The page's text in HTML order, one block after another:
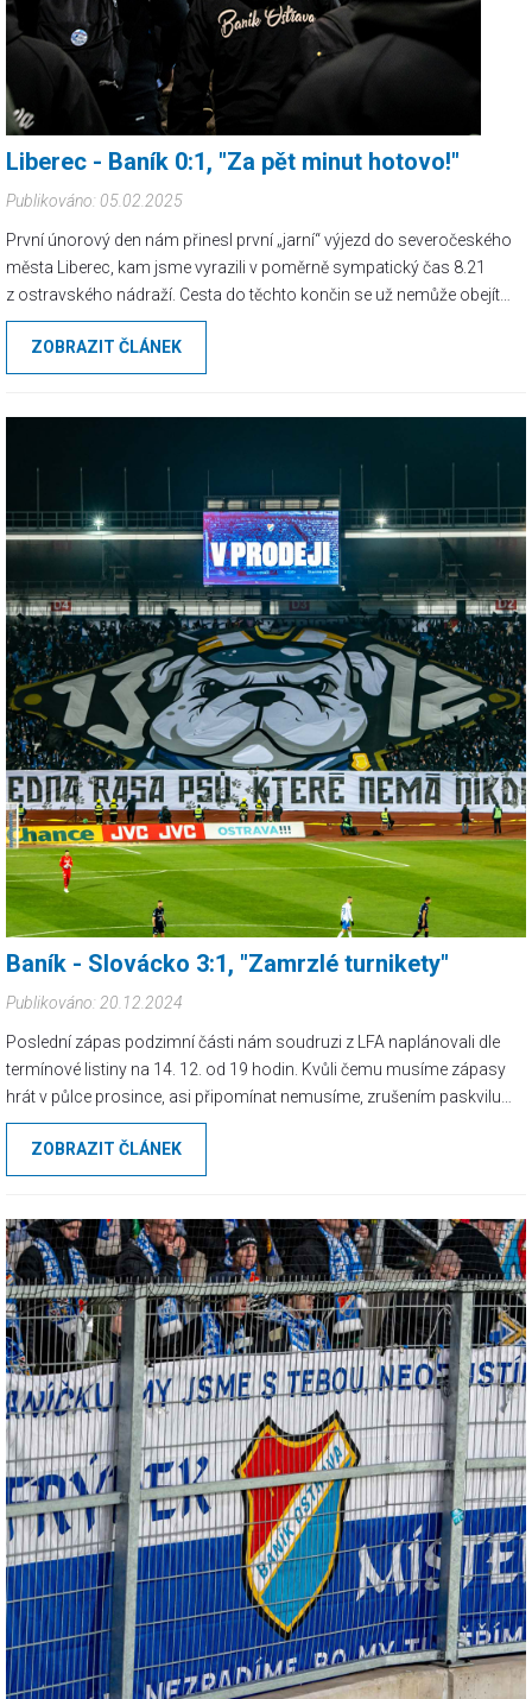
Liberec - Baník 0:1, "Za pět minut hotovo!"
Publikováno: 05.02.2025
První únorový den nám přinesl první „jarní“ výjezd do severočeského
města Liberec, kam jsme vyrazili v poměrně sympatický čas 8.21
z ostravského nádraží. Cesta do těchto končin se už nemůže obejít
bez našeho oblíbeného průvodčího Adama, který nám vždy zpříjemní
ZOBRAZIT ČLÁNEK
Baník - Slovácko 3:1, "Zamrzlé turnikety"
Publikováno: 20.12.2024
Poslední zápas podzimní části nám soudruzi z LFA naplánovali dle
termínové listiny na 14. 12. od 19 hodin. Kvůli čemu musíme zápasy
hrát v půlce prosince, asi připomínat nemusíme, zrušením paskvilu
jménem nadstavba by vzniklo spousta volných termínů...
ZOBRAZIT ČLÁNEK